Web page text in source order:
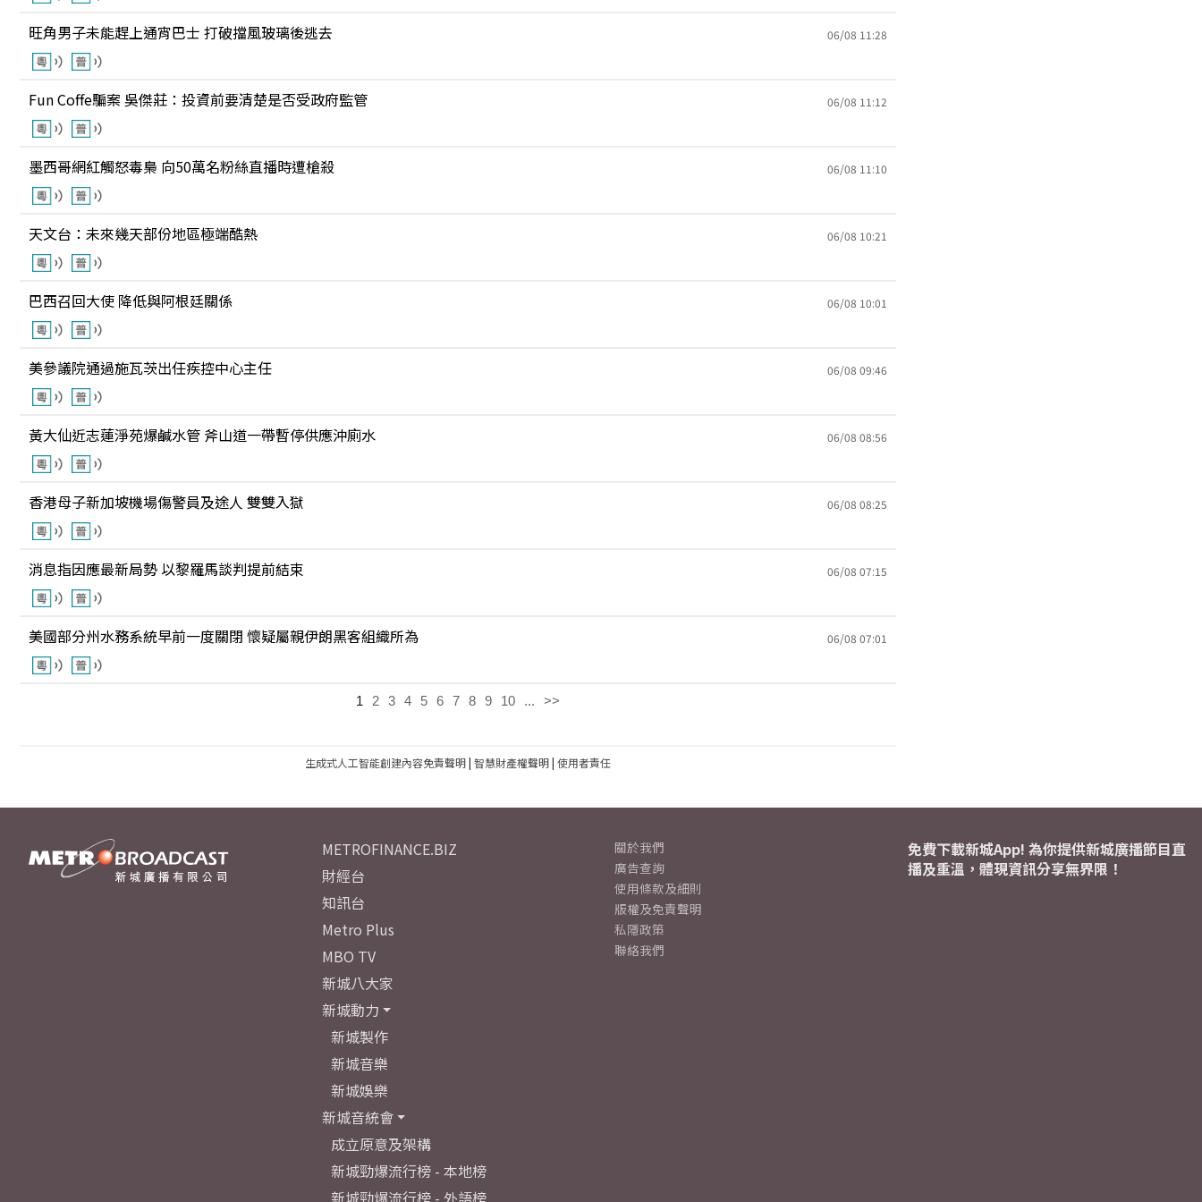
旺角男子未能趕上通宵巴士 打破擋風玻璃後逃去 06/08 11:28
Fun Coffe騙案 吳傑莊：投資前要清楚是否受政府監管 06/08 11:12
墨西哥網紅觸怒毒梟 向50萬名粉絲直播時遭槍殺 06/08 11:10
天文台：未來幾天部份地區極端酷熱 06/08 10:21
巴西召回大使 降低與阿根廷關係 06/08 10:01
美參議院通過施瓦茨出任疾控中心主任 06/08 09:46
黃大仙近志蓮淨苑爆鹹水管 斧山道一帶暫停供應沖廁水 06/08 08:56
香港母子新加坡機場傷警員及途人 雙雙入獄 06/08 08:25
消息指因應最新局勢 以黎羅馬談判提前結束 06/08 07:15
美國部分州水務系統早前一度關閉 懷疑屬親伊朗黑客組織所為 06/08 07:01
1 2 3 4 5 6 7 8 9 10 ... >>
生成式人工智能創建內容免責聲明| 智慧財產權聲明| 使用者責任
METROFINANCE.BIZ
財經台
知訊台
Metro Plus
MBO TV
新城八大家
新城動力
新城製作
新城音樂
新城娛樂
新城音統會
成立原意及架構
新城勁爆流行榜 - 本地榜
新城勁爆流行榜 - 外語榜
關於我們
廣告查詢
使用條款及細則
版權及免責聲明
私隱政策
聯絡我們
免費下載新城App! 為你提供新城廣播節目直
播及重溫，體現資訊分享無界限！